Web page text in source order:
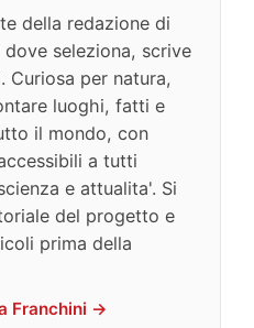
della redazione di
seleziona, scrive
Curiosa per natura,
luoghi, fatti e
il mondo, con
a tutti
e attualita'. Si
del progetto e
prima della
Franchini →